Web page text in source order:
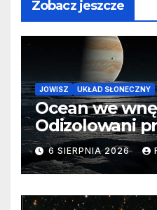
Zobacz jeszcze
JOWISZ UKŁAD SŁONECZNY
Ocean we
Odizolowani
barierę
6 SIERPNIA 2026